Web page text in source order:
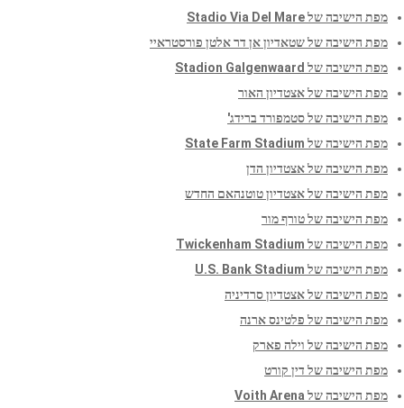
מפת הישיבה של Stadio Via Del Mare
מפת הישיבה של שטאדיון אן דר אלטן פורסטראיי
מפת הישיבה של Stadion Galgenwaard
מפת הישיבה של אצטדיון האור
מפת הישיבה של סטמפורד ברידג'
מפת הישיבה של State Farm Stadium
מפת הישיבה של אצטדיון הדן
מפת הישיבה של אצטדיון טוטנהאם החדש
מפת הישיבה של טורף מור
מפת הישיבה של Twickenham Stadium
מפת הישיבה של U.S. Bank Stadium
מפת הישיבה של אצטדיון סרדיניה
מפת הישיבה של פלטינס ארנה
מפת הישיבה של וילה פארק
מפת הישיבה של דין קורט
מפת הישיבה של Voith Arena